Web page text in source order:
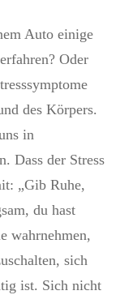
Auto einige
Oder
des Körpers.
in
Dass der Stress
„Gib Ruhe,
du hast
wahrnehmen,
sich
ist. Sich nicht